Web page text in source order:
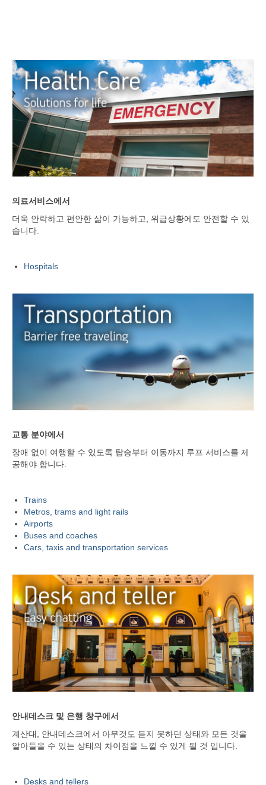
의료서비스에서
더욱 안락하고 편안한 삶이 가능하고, 위급상황에도 안전할 수 있
습니다.
Hospitals
교통 분야에서
장애 없이 여행할 수 있도록 탑승부터 이동까지 루프 서비스를 제
공해야 합니다.
Trains
Metros, trams and light rails
Airports
Buses and coaches
Cars, taxis and transportation services
안내데스크 및 은행 창구에서
계산대, 안내데스크에서 아무것도 듣지 못하던 상태와 모든 것을
알아들을 수 있는 상태의 차이점을 느낄 수 있게 될 것 입니다.
Desks and tellers